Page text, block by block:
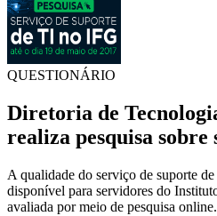
QUESTIONÁRIO
Diretoria de
realiza pesquisa sobre
A qualidade do serviço de suporte
disponível para servidores do
avaliada por meio de pesquisa